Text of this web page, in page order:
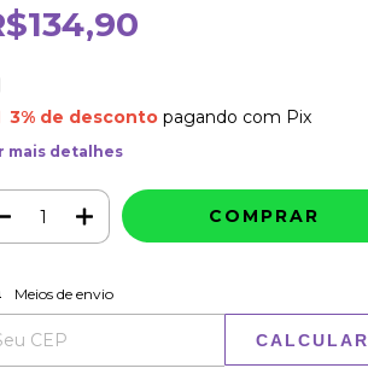
3% de descontopagando com Pix
mais detalhes
para o CEP:
Meios de envio
CALCULAR